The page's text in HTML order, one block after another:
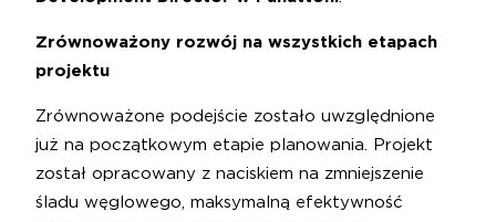
Zrównoważony rozwój na wszystkich etapach
projektu
Zrównoważone podejście zostało uwzględnione
już na początkowym etapie planowania. Projekt
został opracowany z naciskiem na zmniejszenie
śladu węglowego, maksymalną efektywność